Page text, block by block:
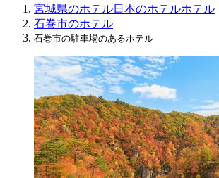
宮城県のホテル日本のホテルホテル
石巻市のホテル
石巻市の駐車場のあるホテル